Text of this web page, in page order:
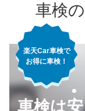
関
東
神奈川県
千葉県
埼玉県
茨城県
車検
楽天Car車検で
お得に車検！
車検は